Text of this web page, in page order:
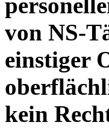
von NS-
einstiger
kein